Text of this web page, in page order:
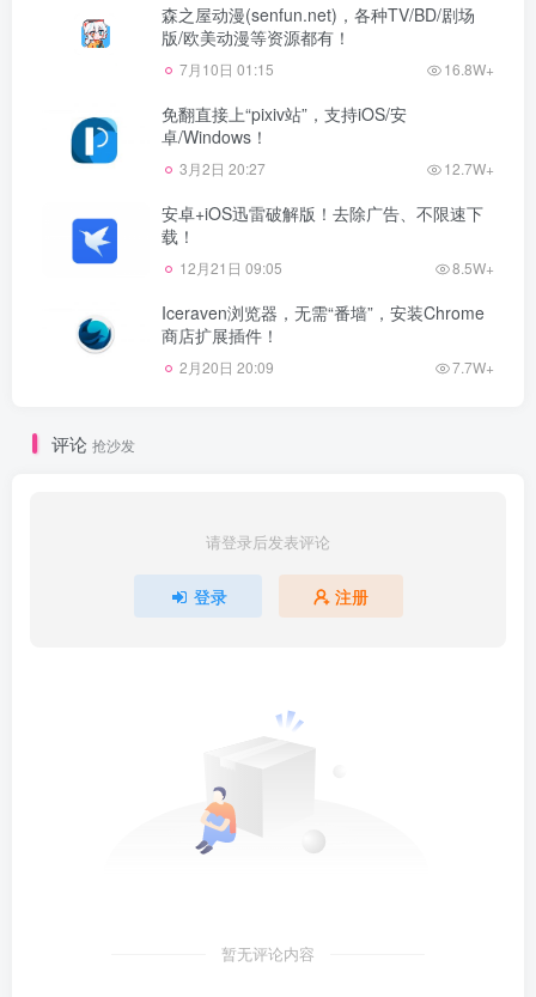
森之屋动漫(senfun.net)，各种TV/BD/剧场
版/欧美动漫等资源都有！
7月10日 01:15 16.8W+
免翻直接上“pixiv站”，支持iOS/安
卓/Windows！
3月2日 20:27 12.7W+
安卓+iOS迅雷破解版！去除广告、不限速下
载！
12月21日 09:05 8.5W+
Iceraven浏览器，无需“番墙”，安装Chrome
商店扩展插件！
2月20日 20:09 7.7W+
评论 抢沙发
请登录后发表评论
登录 注册
暂无评论内容